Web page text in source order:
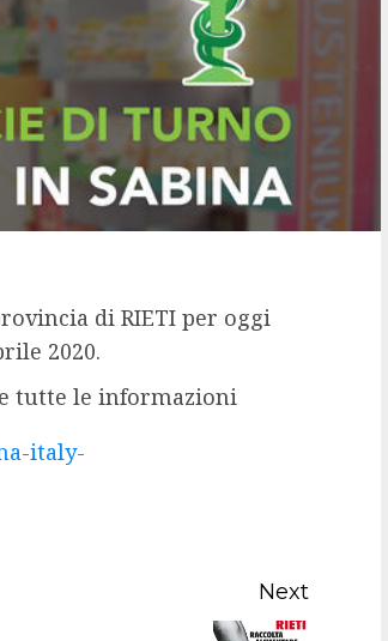
di RIETI per oggi
2020.
tutte le informazioni
Next